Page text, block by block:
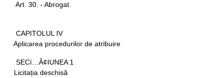
Art. 30. - Abrogat.
CAPITOLUL IV
Aplicarea procedurilor de atribuire
SECí…Â¢IUNEA 1
Licitația deschisă